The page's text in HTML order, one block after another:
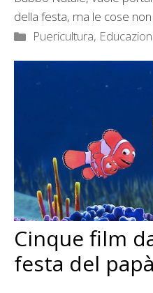
della festa, ma le cose
Categorie
Puericultura,
Cinque film
festa del papà